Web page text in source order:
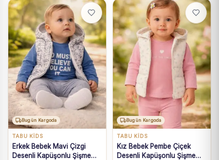
Bugün Kargoda
TABU KİDS
Erkek Bebek Mavi Çizgi
Desenli Kapüşonlu Şişme
Bugün Kargoda
TABU KİDS
Kız Bebek Pembe Çiçek
Desenli Kapüşonlu Şişme